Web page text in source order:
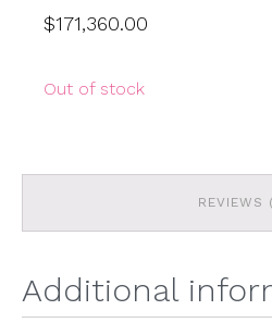
$171,360.00
Out of stock
REVIEWS
Additional